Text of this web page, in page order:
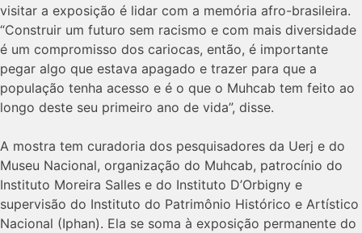
visitar a exposição é lidar com a memória afro-brasileira.
“Construir um futuro sem racismo e com mais diversidade
é um compromisso dos cariocas, então, é importante
pegar algo que estava apagado e trazer para que a
população tenha acesso e é o que o Muhcab tem feito ao
longo deste seu primeiro ano de vida”, disse.
A mostra tem curadoria dos pesquisadores da Uerj e do
Museu Nacional, organização do Muhcab, patrocínio do
Instituto Moreira Salles e do Instituto D’Orbigny e
supervisão do Instituto do Patrimônio Histórico e Artístico
Nacional (Iphan). Ela se soma à exposição permanente do